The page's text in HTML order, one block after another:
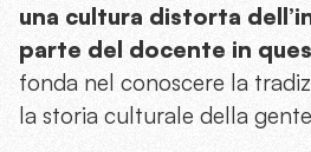
una cultura distorta
parte del docente in
fonda nel conoscere la
la storia culturale della